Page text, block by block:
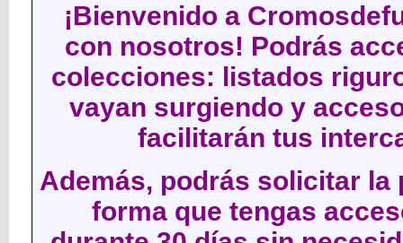
¡Bienvenido a
con nosotros! Podrás
colecciones: listados
vayan surgiendo y
facilitarán tus
Además, podrás solicitar
forma que tengas